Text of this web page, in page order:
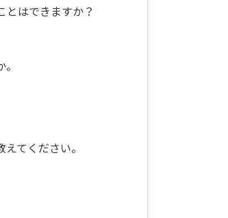
とはできますか？
てください。